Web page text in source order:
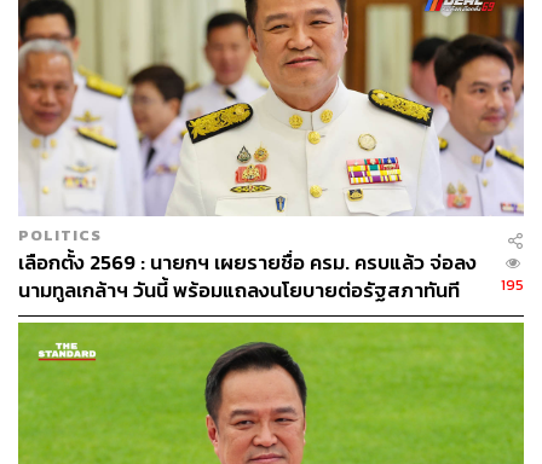
สำหรับความก้าวหน้าของงานในโครงการแรกดำเนินการไป
แล้วคิดเป็นร้อยละ 83.97 มีการเบิกงวดงานไปแล้วคิดเป็น
ร้อยละ 36.85 งานมีความล่าช้าจากข้อมูล ณ วันที่ 3 มีนาคม
2568 ล่าช้าเป็นเวลา 488 วัน ส่วนโครงการที่สอง ดำเนินการ
ไปแล้วคิดเป็นร้อยละ 20.67 มีการเบิกงวดงานไปแล้วคิดเป็น
ร้อยละ 11.74 จากข้อมูล ณ วันที่ 1 เมษายน 2568 งานล่าช้า
เป็นเวลา 616 วัน
นอกจากความล่าช้างานก่อสร้างทั้งสองโครงการมีคุณภาพ
งานเป็นไปตามข้อกำหนดในสัญญา มีขั้นตอนงานก่อสร้าง
เป็นไปตามหลักวิศวกรรม และการเบิกจ่ายเงินค่าจ้างที่ชำระ
ต่ำกว่าผลงานที่ผู้รับจ้างดำเนินการไปแล้วหากผู้รับจ้างไม่
ดำเนินการให้แล้วเสร็จตามสัญญาสำนักงานศาลยุติธรรม
สามารถเปิดประมูลหาผู้รับจ้างที่มีคุณสมบัติรายอื่นมาดำเนิน
การก่อสร้างให้แล้วเสร็จได้
POLITICS
เลือกตั้ง 2569 : นายกฯ เผยรายชื่อ ครม. ครบแล้ว จ่อลง
นามทูลเกล้าฯ วันนี้ พร้อมแถลงนโยบายต่อรัฐสภาทันที
หลังโปรดเกล้าฯ-ถวายสัตย์ปฏิญาณ
195